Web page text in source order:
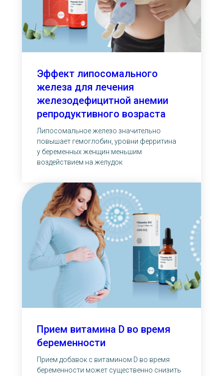
Эффект липосомального
железа для лечения
железодефицитной анемии
репродуктивного возраста
Липосомальное железо значительно
повышает гемоглобин, уровни ферритина
у беременных женщин меньшим
воздействием на желудок
Прием витамина D во время
беременности
Прием добавок с витамином D во время
беременности может существенно снизить